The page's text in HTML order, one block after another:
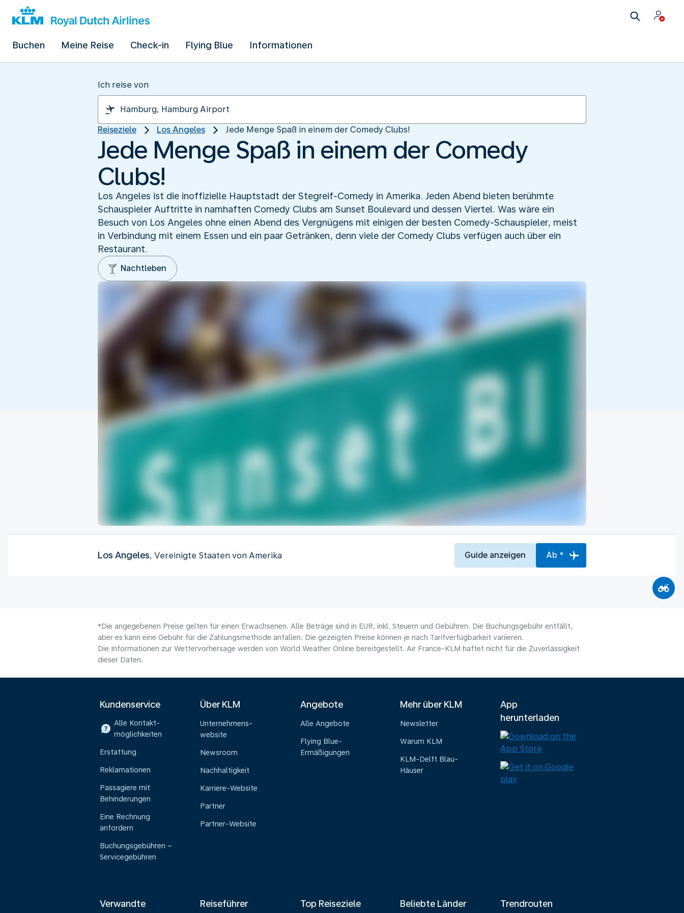
Buchen Meine Reise Check-in Flying Blue Informationen
Ich reise von
Reiseziele Los Angeles Jede Menge Spaß in einem der Comedy Clubs!
Jede Menge Spaß in einem der Comedy
Clubs!
Los Angeles ist die inoffizielle Hauptstadt der Stegreif-Comedy in Amerika. Jeden Abend bieten berühmte
Schauspieler Auftritte in namhaften Comedy Clubs am Sunset Boulevard und dessen Viertel. Was wäre ein
Besuch von Los Angeles ohne einen Abend des Vergnügens mit einigen der besten Comedy-Schauspieler, meist
in Verbindung mit einem Essen und ein paar Getränken, denn viele der Comedy Clubs verfügen auch über ein
Restaurant.
Nachtleben
Los Angeles, Vereinigte Staaten von Amerika Guide anzeigen Ab *
*Die angegebenen Preise gelten für einen Erwachsenen. Alle Beträge sind in EUR, inkl. Steuern und Gebühren. Die Buchungsgebühr entfällt,
aber es kann eine Gebühr für die Zahlungsmethode anfallen. Die gezeigten Preise können je nach Tarifverfügbarkeit variieren.
Die Informationen zur Wettervorhersage werden von World Weather Online bereitgestellt. Air France-KLM haftet nicht für die Zuverlässigkeit
dieser Daten.
Kundenservice
Alle Kontakt-
möglichkeiten
Erstattung
Reklamationen
Passagiere mit
Behinderungen
Eine Rechnung
anfordern
Buchungsgebühren –
Servicegebühren
Über KLM
Unternehmens-
website
Newsroom
Nachhaltigkeit
Karriere-Website
Partner
Partner-Website
Angebote
Alle Angebote
Flying Blue-
Ermäßigungen
Mehr über KLM
Newsletter
Warum KLM
KLM-Delft Blau-
Häuser
App
herunterladen
Verwandte
Reiseführer Top Reiseziele Beliebte Länder Trendrouten